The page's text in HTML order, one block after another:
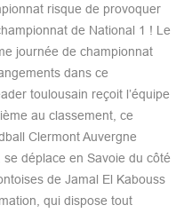
risque de provoquer
de National 1 ! Le
journée de championnat
dans ce
toulousain reçoit l’équipe
au classement, ce
Clermont Auvergne
déplace en Savoie du côté
de Jamal El Kabouss
qui dispose tout